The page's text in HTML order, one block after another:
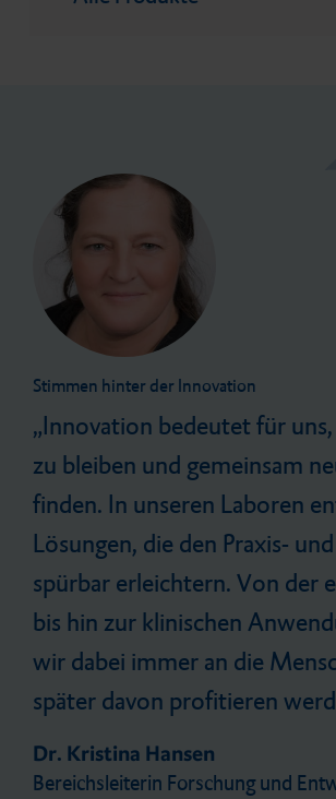
Stimmen hinter der Innovation
Innovation bedeutet für
zu bleiben und gemeinsam
finden. In unseren Laboren
Lösungen, die den Praxis-
spürbar erleichtern. Von der
bis hin zur klinischen
wir dabei immer an die
später davon profitieren
Dr. Kristina Hansen
Bereichsleiterin Forschung und